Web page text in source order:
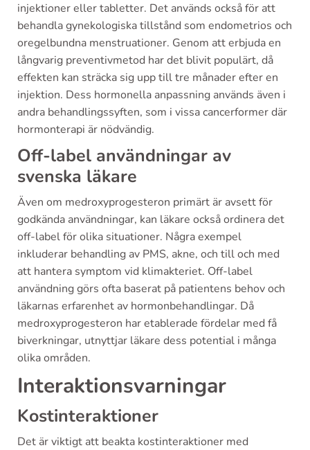
injektioner eller tabletter. Det används också för att
behandla gynekologiska tillstånd som endometrios och
oregelbundna menstruationer. Genom att erbjuda en
långvarig preventivmetod har det blivit populärt, då
effekten kan sträcka sig upp till tre månader efter en
injektion. Dess hormonella anpassning används även i
andra behandlingssyften, som i vissa cancerformer där
hormonterapi är nödvändig.
Off-label användningar av
svenska läkare
Även om medroxyprogesteron primärt är avsett för
godkända användningar, kan läkare också ordinera det
off-label för olika situationer. Några exempel
inkluderar behandling av PMS, akne, och till och med
att hantera symptom vid klimakteriet. Off-label
användning görs ofta baserat på patientens behov och
läkarnas erfarenhet av hormonbehandlingar. Då
medroxyprogesteron har etablerade fördelar med få
biverkningar, utnyttjar läkare dess potential i många
olika områden.
Interaktionsvarningar
Kostinteraktioner
Det är viktigt att beakta kostinteraktioner med